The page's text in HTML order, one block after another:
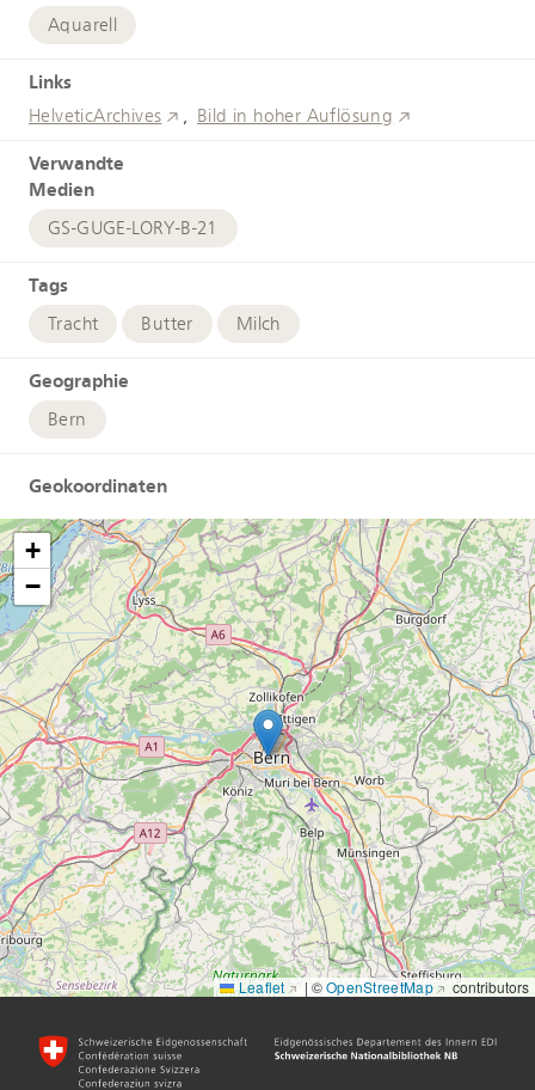
Aquarell
Links
HelveticArchives Bild in hoher Auflösung
Verwandte
Medien
GS-GUGE-LORY-B-21
Tags
Tracht Butter Milch
Geographie
Bern
Geokoordinaten
+
−
Leaflet | ©OpenStreetMap contributors